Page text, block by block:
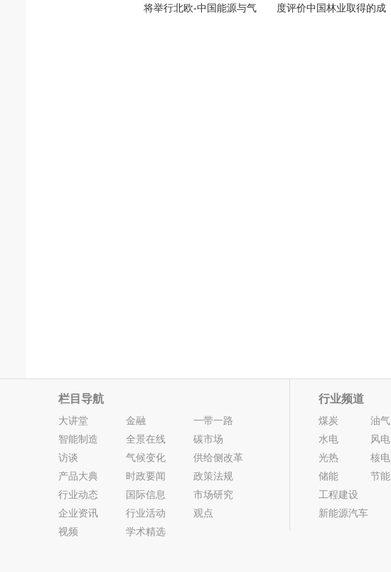
将举行北欧-中国能源与气
度评价中国林业取得的成
栏目导航
大讲堂 金融
一带一路
智能制造
全景在线
碳市场
访谈
气候变化
供给侧改革
产品大典
时政要闻
政策法规
行业动态
国际信息
市场研究
企业资讯
行业活动
观点
视频
学术精选
行业频道
煤炭 油气
水电
风电
光热
核电
储能
节能
工程建设
新能源汽车